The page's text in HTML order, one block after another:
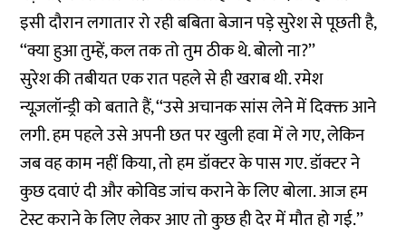
इसी दौरान लगातार रो रही बबिता बेजान पड़े सुरेश से पूछती है,
‘‘क्या हुआ तुम्हें, कल तक तो तुम ठीक थे. बोलो ना?’’
सुरेश की तबीयत एक रात पहले से ही खराब थी. रमेश
न्यूज़लॉन्ड्री को बताते हैं, ‘‘उसे अचानक सांस लेने में दिक्क्त आने
लगी. हम पहले उसे अपनी छत पर खुली हवा में ले गए, लेकिन
जब वह काम नहीं किया, तो हम डॉक्टर के पास गए. डॉक्टर ने
कुछ दवाएं दी और कोविड जांच कराने के लिए बोला. आज हम
टेस्ट कराने के लिए लेकर आए तो कुछ ही देर में मौत हो गई.’’